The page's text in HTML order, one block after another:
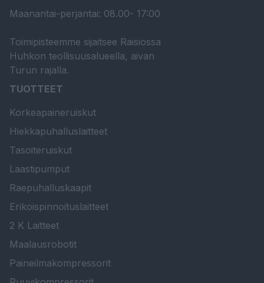
Maanantai-perjantai: 08.00- 17:00
Toimipisteemme sijaitsee Raisiossa
Huhkon teollisuusalueella, aivan
Turun rajalla.
TUOTTEET
Korkeapaineruiskut
Hiekkapuhalluslaitteet
Tasoiteruiskut
Laastipumput
Raepuhalluskaapit
Erikoispinnoituslaitteet
2 K Laitteet
Maalausrobotit
Paineilmakompressorit